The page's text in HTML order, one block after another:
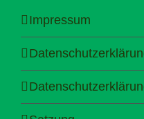
Impressum